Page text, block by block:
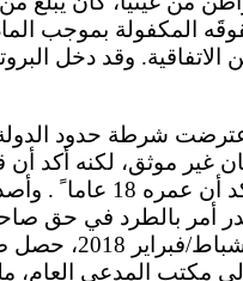
والمواد 8؛ و20؛ و27؛ و29 من
غير موثق، لكنه أكد
بالأشعة السينية
يناير، صدر أمر بالطرد
بإيداعه في
مكتب المدعي العام،